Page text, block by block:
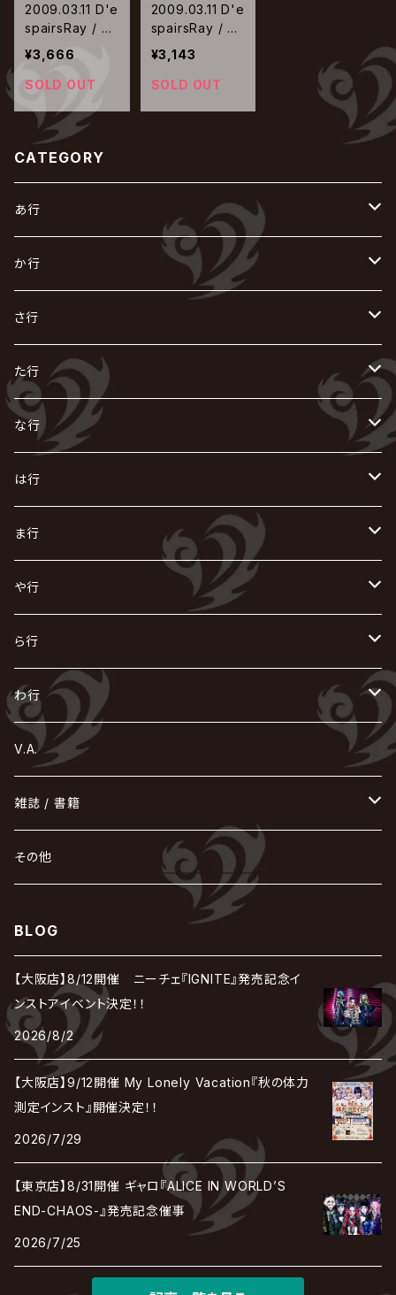
2009.03.11 D'e
spairsRay / RE
DEEMER【限定
盤】
¥3,666
SOLD OUT
2009.03.11 D'e
spairsRay / RE
DEEMER【通常
盤】
¥3,143
SOLD OUT
CATEGORY
あ行
あ
R指定
AIOLIN
i.D.A
Azavana
Acid Black Cherry
Ashmaze.
甘い暴力
ΛrlequiΩ / アルルカン
Angelo
い
IKUO
exist†trace
色々な十字架
168 / 葵-168-
う
VIRGE / ヴァージュ
Waive
え
ACE OF SPADES
X JAPAN
LSN / The LEGENDARY SIX NINE
お
AURORIZE
OFIAM
か行
か
怪人二十面奏
Kαin
the GazettE
GOTCHAROCKA
蛾と蝶
河村隆一
き
KISAKI
キズ
KIRITO / キリト
己龍
く
Crack6
グラビティ
gremlins
GREN / グレン
黒夢
け
[ kei ] / 圭
仮病
こ
GOATBED
ゴールデンボンバー
コドモドラゴン
CONTRASTZ
さ行
さ
ザアザア
The THIRTEEN
XANVALA
し
Zeke Deux
Z CLEAR
-真天地開闢集団-ジグザグ
Sick²
ジグソウ
シド
JAKIGAN MEISTER
Chanty
Janne Da Arc
sugar
JILUKA
す
Z CLEAR
超ジャシー
SUGIZO
sukekiyo
SPLENDID GOD GIRAFFE
SLAPSLY / CHIYU
せ
ゼラ
零[Hz]
仙台貨物
そ
SOPHIA
ZOMBIE / ぞんび
た行
た
DASEIN
DAIGO
DazzlingBAD
DADAROMA
逹瑯
DAVID / SUI / 縁
DARRELL
ち
CHAQLA.
つ
て
D
DIAURA
DaizyStripper
DEXCORE
TAKE NO BREAK
DEZERT
deadman
DEVILOOF
DuelJewel
D'ERLANGER
と
東京花嫁
Tourbillon
TЯicKY
な行
な
NIGHTMARE
NAZARE
に
NiEL
NICOLAS
ぬ
nurié
ね
NETH PRIERE CAIN
NEVERLAND
の
NoGoD
NOCTURNAL BLOODLUST
は行
は
heidi.
H.U.G
BUCK-TICK
BugLug
薔薇の宮殿
BAROQUE
ひ
HERO
美炎-BIEN-
HIZAKI
hide with Spread Beaver / hide
HIDE-ZOU
ビバラッシュ
ふ
Far East Dizain
Fatüm
Frantic EMIRY
Blu-BiLLioN
BULL FIELD
BREAKERZ
BLAZE
へ
BabyKingdom
THE BEETHOVEN
The Benjamin
ペンタゴン
ほ
POIDOL
HOLLOWGRAM
ま行
ま
THE MICRO HEAD 4N'S
MAO / マオ from SID
マガツノート
マツタケワークス
摩天楼オペラ
THE MADNA
MAMA.
まみれた / MAMIRETA
MALICE MIZER
み
未完成アリス
ミスイ
MIRAGE
む
MUCC / ムック
め
メトロノーム
MERRY / メリー
も
THE MORTAL
最上川司
や行
や
ヤミテラ / 外道反逆者ヤミテラ
ゆ
YUKIYA / 藤田幸也
ユナイト
よ
ら行
ら
rice
Rides In ReVellion
LAB.THE BASEMENT / ラボ ザ ベヰスメント
RAN / 蘭
り
Leetspeak monsters
Ricky
LIBRAVEL / リブラヴェル
LIPHLICH
Lill
る
Ruiza
LUNA SEA
れ
the Raid.
REIGN
RAZOR
LSN / The LEGENDARY SIX NINE
Rorschach.inc
ロマン急行
わ行
わ
wyse
我が為
V.A.
雑誌 / 書籍
hévn
その他
BLOG
【大阪店】8/12開催 ニーチェ『IGNITE』発売記念イ
ンストアイベント決定！！
2026/8/2
【大阪店】9/12開催 My Lonely Vacation『秋の体力
測定インスト』開催決定！！
2026/7/29
【東京店】8/31開催 ギャロ『ALICE IN WORLD’S
END-CHAOS-』発売記念催事
2026/7/25